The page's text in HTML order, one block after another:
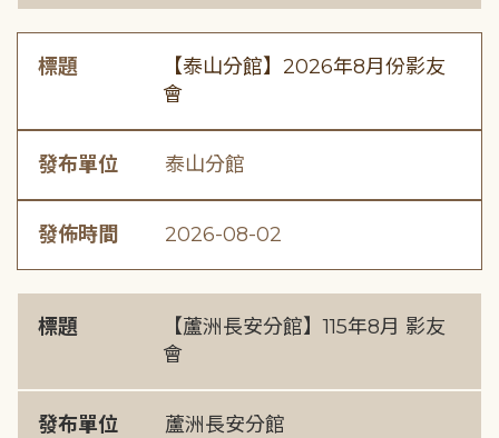
標題
【泰山分館】2026年8月份影友
會
發布單位 泰山分館
發佈時間 2026-08-02
標題
【蘆洲長安分館】115年8月 影友
會
發布單位 蘆洲長安分館